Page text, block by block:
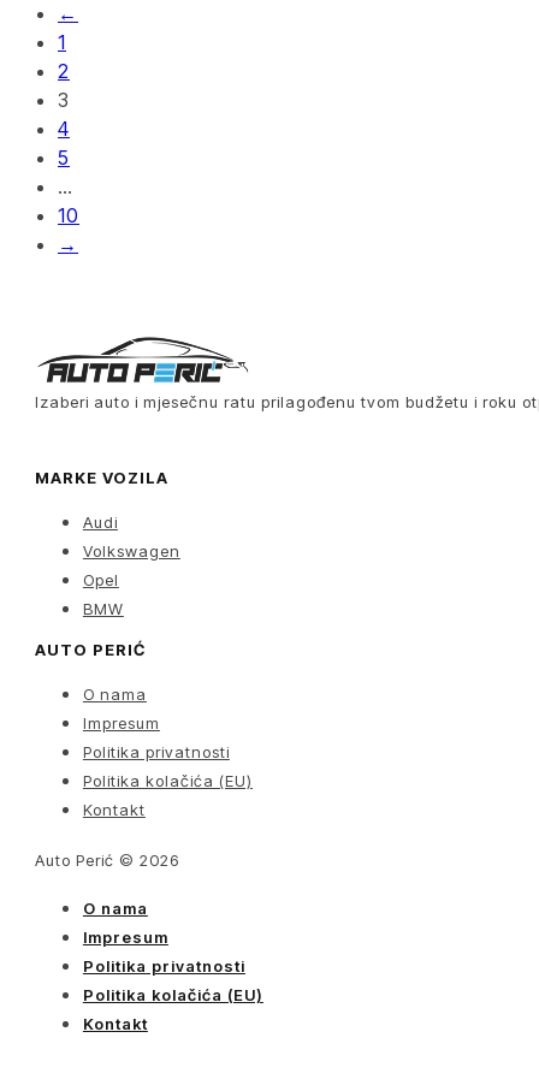
←
1
2
3
4
5
…
10
→
Izaberi auto i mjesečnu ratu prilagođenu tvom budžetu i roku
MARKE VOZILA
Audi
Volkswagen
Opel
BMW
AUTO PERIĆ
O nama
Impresum
Politika privatnosti
Politika kolačića (EU)
Kontakt
Auto Perić © 2026
O nama
Impresum
Politika privatnosti
Politika kolačića (EU)
Kontakt